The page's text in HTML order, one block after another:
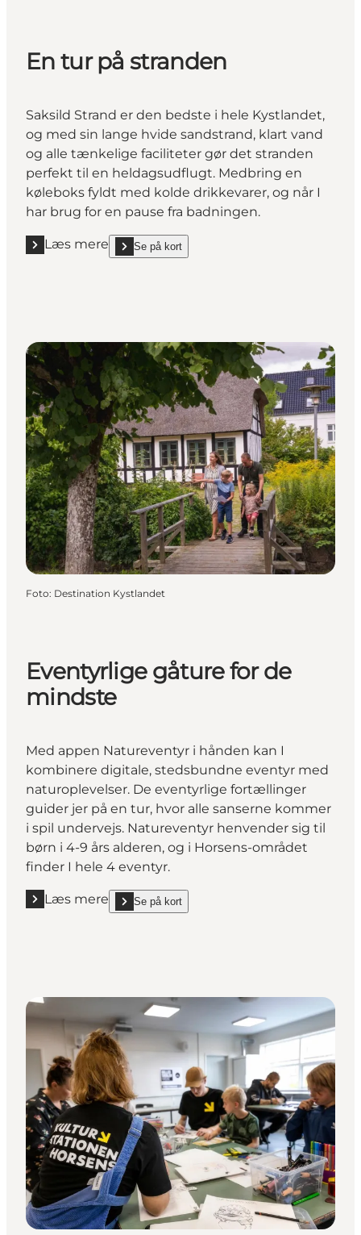
En tur på stranden
Saksild Strand er den bedste i hele Kystlandet,
og med sin lange hvide sandstrand, klart vand
og alle tænkelige faciliteter gør det stranden
perfekt til en heldagsudflugt. Medbring en
køleboks fyldt med kolde drikkevarer, og når I
har brug for en pause fra badningen.
Læs mere
Læs mere "En tur på stranden"
Se på kort
show En tur på stranden on_map
Foto: Destination Kystlandet
Eventyrlige gåture for de
mindste
Med appen Natureventyr i hånden kan I
kombinere digitale, stedsbundne eventyr med
naturoplevelser. De eventyrlige fortællinger
guider jer på en tur, hvor alle sanserne kommer
i spil undervejs. Natureventyr henvender sig til
børn i 4-9 års alderen, og i Horsens-området
finder I hele 4 eventyr.
Læs mere
Læs mere "Eventyrlige gåture for de mindste"
Se på kort
show Eventyrlige gåture for de mindste on_map